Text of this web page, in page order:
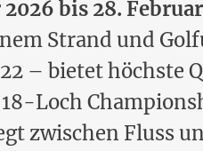
bis 28.
Strand und
– bietet höchste
Loch
zwischen Fluss